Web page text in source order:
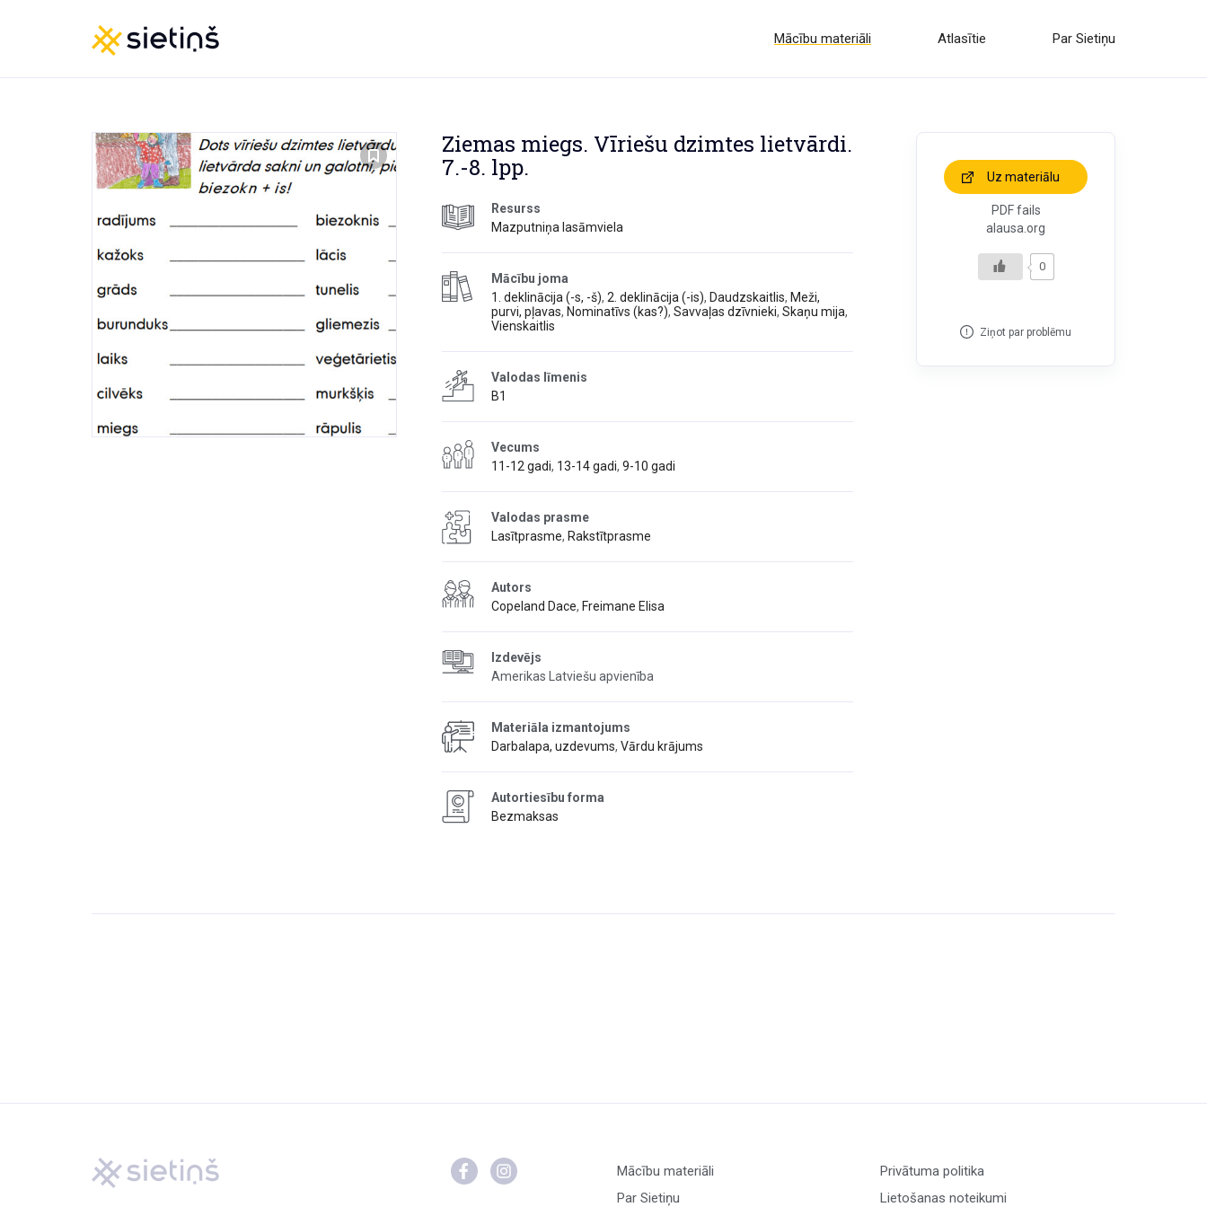
Mācību materiāli Atlasītie Par Sietiņu
Ziemas miegs. Vīriešu dzimtes lietvārdi.
7.-8. lpp.
Resurss
Mazputniņa lasāmviela
Mācību joma
1. deklinācija (-s, -š), 2. deklinācija (-is), Daudzskaitlis, Meži,
purvi, pļavas, Nominatīvs (kas?), Savvaļas dzīvnieki, Skaņu mija,
Vienskaitlis
Valodas līmenis
B1
Vecums
11-12 gadi, 13-14 gadi, 9-10 gadi
Valodas prasme
Lasītprasme, Rakstītprasme
Autors
Copeland Dace, Freimane Elisa
Izdevējs
Amerikas Latviešu apvienība
Materiāla izmantojums
Darbalapa, uzdevums, Vārdu krājums
Autortiesību forma
Bezmaksas
Uz materiālu
PDF fails
alausa.org
0
Ziņot par problēmu
Mācību materiāli
Par Sietiņu
Privātuma politika
Lietošanas noteikumi